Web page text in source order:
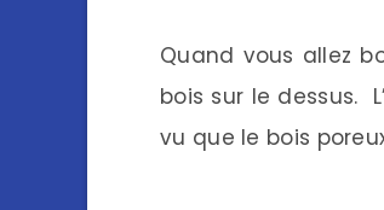
Quand vous allez
bois sur le dessus.
vu que le bois